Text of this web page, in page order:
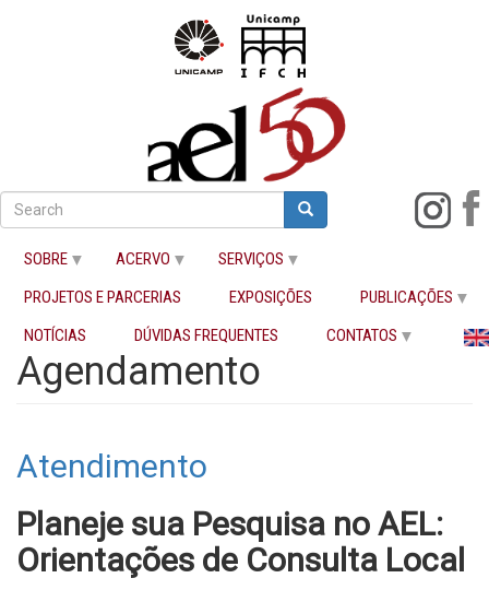
para
principal
Buscar
Search Search
SOBRE ACERVO
SERVIÇOS
PROJETOS E PARCERIAS
EXPOSIÇÕES
PUBLICAÇÕES
NOTÍCIAS
DÚVIDAS FREQUENTES CONTATOS
Agendamento
Atendimento
Planeje sua Pesquisa no AEL:
Orientações de Consulta Local